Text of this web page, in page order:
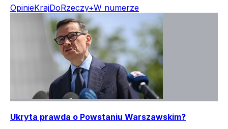
OpinieKrajDoRzeczy+W numerze
Ukryta prawda o Powstaniu Warszawskim?